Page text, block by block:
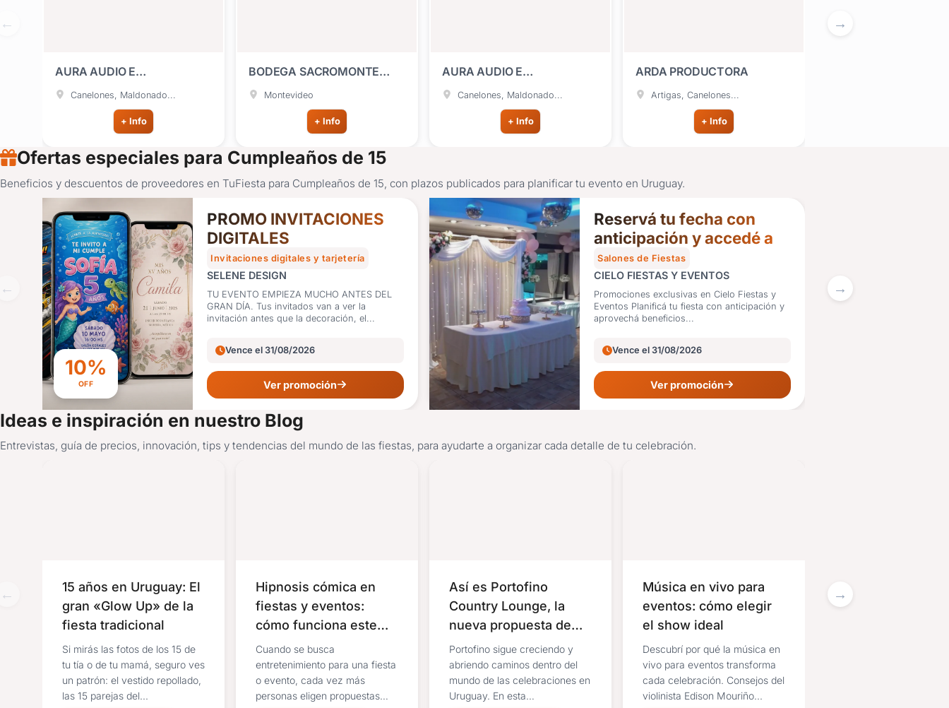
AURA AUDIO E
ILUMINACIÓN
Canelones, Maldonado...
+ Info
BODEGA SACROMONTE
JACKSONVILLE
Montevideo
+ Info
AURA AUDIO E
ILUMINACIÓN
Canelones, Maldonado...
+ Info
ARDA PRODUCTORA
Artigas, Canelones...
+ Info
Ofertas especiales para Cumpleaños de 15
Beneficios y descuentos de proveedores en TuFiesta para Cumpleaños de 15, con plazos publicados para planificar tu evento en Uruguay.
10%
OFF
PROMO INVITACIONES
DIGITALES
Invitaciones digitales y tarjetería
SELENE DESIGN
TU EVENTO EMPIEZA MUCHO ANTES DEL
GRAN DÍA. Tus invitados van a ver la
invitación antes que la decoración, el...
Vence el 31/08/2026
Ver promoción
Reservá tu fecha con
anticipación y accedé a
regalos exclusivos
Salones de Fiestas
CIELO FIESTAS Y EVENTOS
Promociones exclusivas en Cielo Fiestas y
Eventos Planificá tu fiesta con anticipación y
aprovechá beneficios...
Vence el 31/08/2026
Ver promoción
Ideas e inspiración en nuestro Blog
Entrevistas, guía de precios, innovación, tips y tendencias del mundo de las fiestas, para ayudarte a organizar cada detalle de tu celebración.
15 años en Uruguay: El
gran «Glow Up» de la
fiesta tradicional
Si mirás las fotos de los 15 de
tu tía o de tu mamá, seguro ves
un patrón: el vestido repollado,
las 15 parejas del...
Hipnosis cómica en
fiestas y eventos:
cómo funciona este
show
Cuando se busca
entretenimiento para una fiesta
o evento, cada vez más
personas eligen propuestas
Así es Portofino
Country Lounge, la
nueva propuesta de
Portofino en Camino
de los Horneros
Portofino sigue creciendo y
abriendo caminos dentro del
mundo de las celebraciones en
Uruguay. En esta
Música en vivo para
eventos: cómo elegir
el show ideal
Descubrí por qué la música en
vivo para eventos transforma
cada celebración. Consejos del
violinista Edison Mouriño...
Cielo Fiestas y